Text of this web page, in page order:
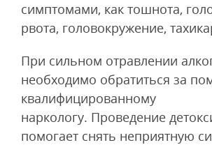
симптомами, как тошнота,
рвота, головокружение,
При сильном отравлении
необходимо обратиться за
квалифицированному
наркологу. Проведение
помогает снять неприятную